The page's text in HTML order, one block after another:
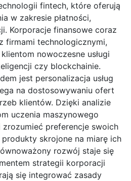
fintech, które oferują
w zakresie płatności,
Korporacje finansowe coraz
firmami technologicznymi,
nowoczesne usługi
czy blockchainie.
jest personalizacja usług
na dostosowywaniu ofert
klientów. Dzięki analizie
uczenia maszynowego
preferencje swoich
skrojone na miarę ich
rozwój staje się
strategii korporacji
się integrować zasady